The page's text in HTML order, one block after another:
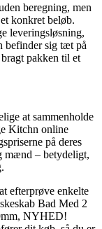
beregning, men
konkret beløb.
leveringsløsning,
befinder sig tæt på
pakken til et
at sammenholde
Kitchn online
på deres
mænd – betydeligt,
efterprøve enkelte
Bad Med 2
NYHED!